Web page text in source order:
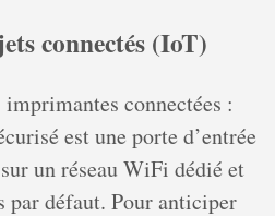
connectés (IoT)
connectées :
est une porte d’entrée
un réseau WiFi dédié et
par défaut. Pour anticiper